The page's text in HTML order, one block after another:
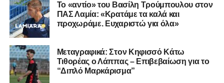
Το «αντίο» του Βασίλη Τρούμπουλου στον
ΠΑΣ Λαμία: «Κρατάμε τα καλά και
προχωράμε. Ευχαριστώ για όλα»
Μεταγραφικά: Στον Κηφισσό Κάτω
Τιθορέας ο Λάππας – Επιβεβαίωση για το
“Διπλό Μαρκάρισμα”